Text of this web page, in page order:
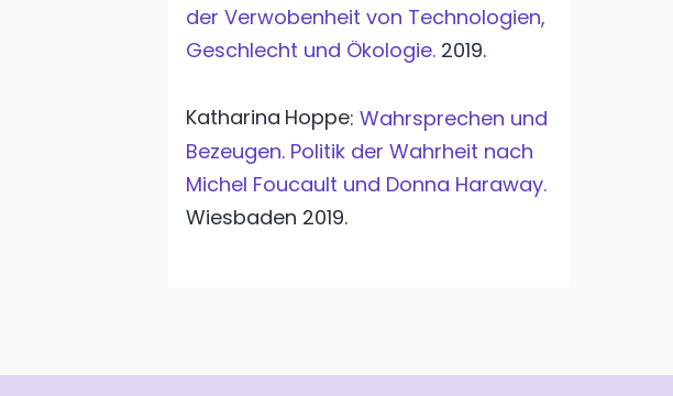
der Verwobenheit von Technologien,
Geschlecht und Ökologie. 2019.
Katharina Hoppe: Wahrsprechen und
Bezeugen. Politik der Wahrheit nach
Michel Foucault und Donna Haraway.
Wiesbaden 2019.